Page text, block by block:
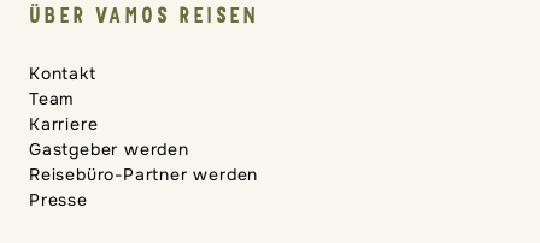
ÜBER VAMOS REISEN
Kontakt
Team
Karriere
Gastgeber werden
Reisebüro-Partner werden
Presse